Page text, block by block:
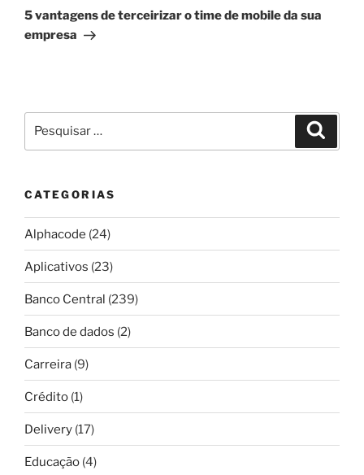
post
5 vantagens de terceirizar o time de mobile da sua
empresa
por:
CATEGORIAS
Alphacode (24)
Aplicativos (23)
Banco Central (239)
Banco de dados (2)
Carreira (9)
Crédito (1)
Delivery (17)
Educação (4)